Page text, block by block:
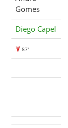
Gomes
Diego Capel
87'